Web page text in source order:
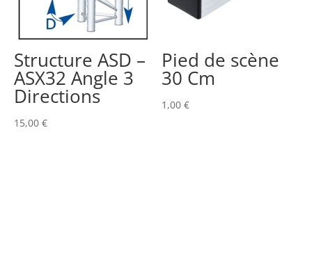
Structure ASD –
ASX32 Angle 3
Directions
15,00 €
Pied de scène
30 Cm
1,00€